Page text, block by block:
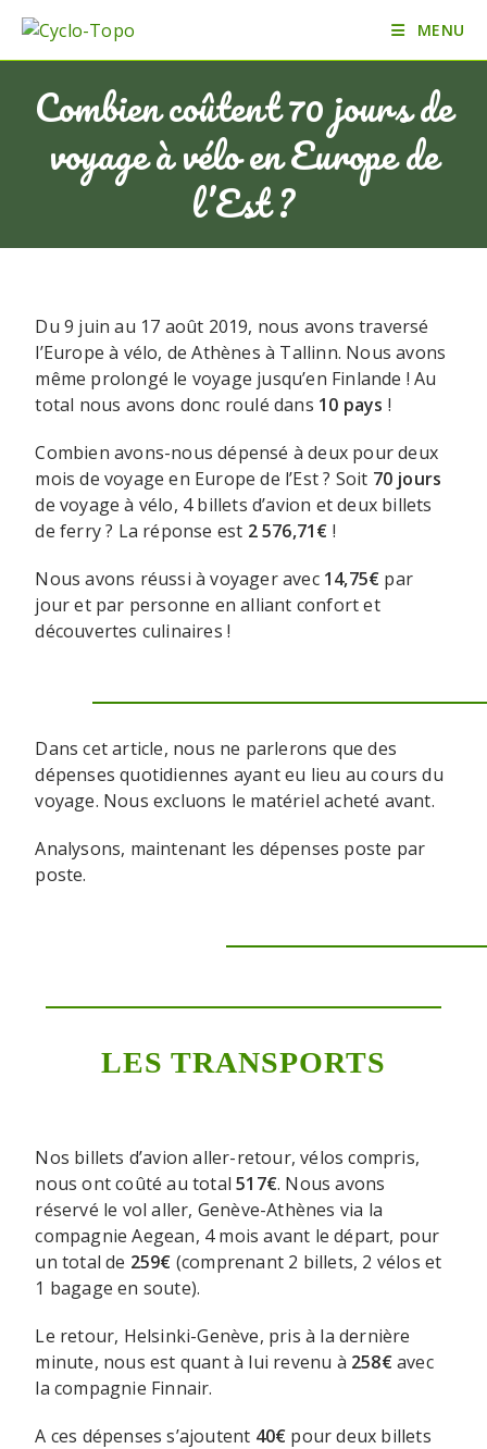
MENU
Combien coûtent 70 jours de
voyage à vélo en Europe de
l’Est ?
Du 9 juin au 17 août 2019, nous avons traversé
l’Europe à vélo, de Athènes à Tallinn. Nous avons
même prolongé le voyage jusqu’en Finlande ! Au
total nous avons donc roulé dans 10 pays !
Combien avons-nous dépensé à deux pour deux
mois de voyage en Europe de l’Est ? Soit 70 jours
de voyage à vélo, 4 billets d’avion et deux billets
de ferry ? La réponse est 2 576,71€ !
Nous avons réussi à voyager avec 14,75€ par
jour et par personne en alliant confort et
découvertes culinaires !
Dans cet article, nous ne parlerons que des
dépenses quotidiennes ayant eu lieu au cours du
voyage. Nous excluons le matériel acheté avant.
Analysons, maintenant les dépenses poste par
poste.
LES TRANSPORTS
Nos billets d’avion aller-retour, vélos compris,
nous ont coûté au total517€. Nous avons
réservé le vol aller, Genève-Athènes via la
compagnie Aegean, 4 mois avant le départ, pour
un total de 259€ (comprenant 2 billets, 2 vélos et
1 bagage en soute).
Le retour, Helsinki-Genève, pris à la dernière
minute, nous est quant à lui revenu à 258€avec
la compagnie Finnair.
A ces dépenses s’ajoutent 40€ pour deux billets